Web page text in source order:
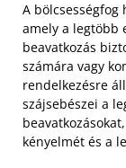
A
amely a legtöbb
beavatkozás
számára vagy
rendelkezésre
szájsebészei a
kényelmét és a